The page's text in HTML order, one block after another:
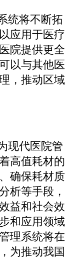
统将不断拓
应用于医疗
院提供更全
以与其他医
，推动区域
现代医院管
高值耗材的
确保耗材质
析等手段，
益和社会效
和应用领域
理系统将在
为推动我国